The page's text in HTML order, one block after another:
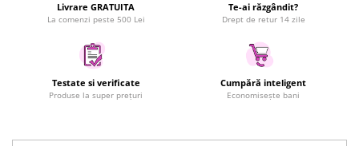
Aparate Frigorifice
Aragaze si cuptoare cu microunde
Climatizare & sisteme de incalzire
Electrocasnice pentru Bucatarie
Ingrijire Locuinta
Livrare GRATUITA
La comenzi peste 500 Lei
Te-ai răzgândit?
Drept de retur 14 zile
Testate si verificate
Produse la super prețuri
Cumpără inteligent
Economisește bani